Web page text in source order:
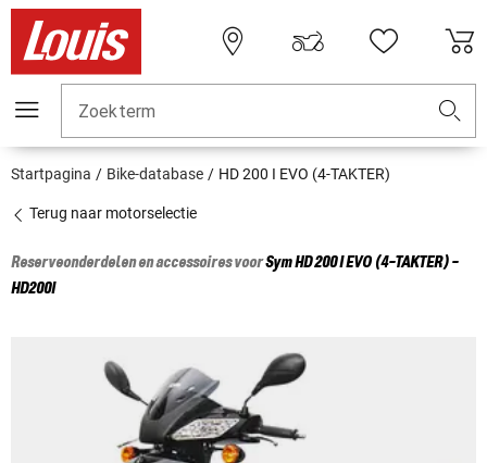
Zoekterm
Startpagina Bike-database HD 200 I EVO (4-TAKTER)
Terug naar motorselectie
Reserveonderdelen en accessoires voorSymHD 200 I EVO (4-TAKTER) -
HD200I